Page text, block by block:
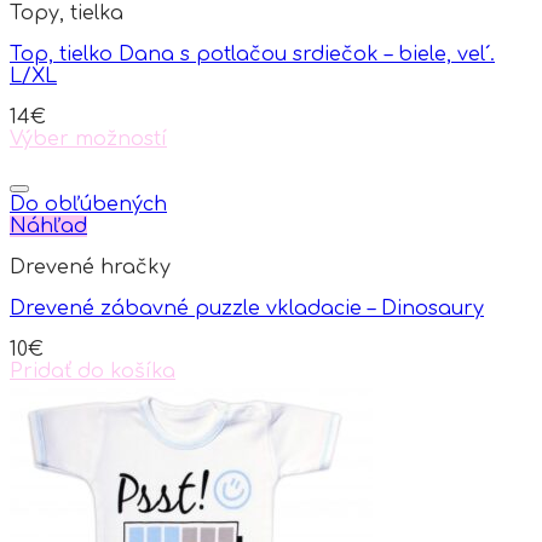
The
may
be
on
the
page
Topy, tielka
Top, tielko Dana s potlačou srdiečok – biele, vel´.
L/XL
14€
Výber možností
product
has
multiple
The
may
chosen
on
product
page
Do obľúbených
Náhľad
Drevené hračky
Drevené zábavné puzzle vkladacie – Dinosaury
10€
Pridať do košíka